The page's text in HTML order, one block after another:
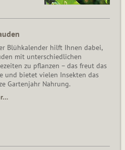
Blühkalender hilft Ihnen dabei,
mit unterschiedlichen
zu pflanzen – das freut das
und bietet vielen Insekten das
Gartenjahr Nahrung.